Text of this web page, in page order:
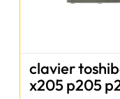
clavier
x205 p205